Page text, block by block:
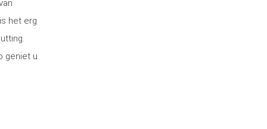
het erg
geniet u